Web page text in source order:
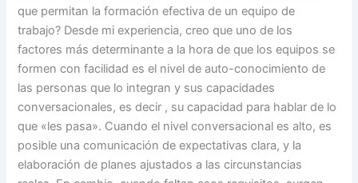
que permitan la formación efectiva de un equipo de
trabajo? Desde mi experiencia, creo que uno de los
factores más determinante a la hora de que los equipos se
formen con facilidad es el nivel de auto-conocimiento de
las personas que lo integran y sus capacidades
conversacionales, es decir , su capacidad para hablar de lo
que «les pasa». Cuando el nivel conversacional es alto, es
posible una comunicación de expectativas clara, y la
elaboración de planes ajustados a las circunstancias